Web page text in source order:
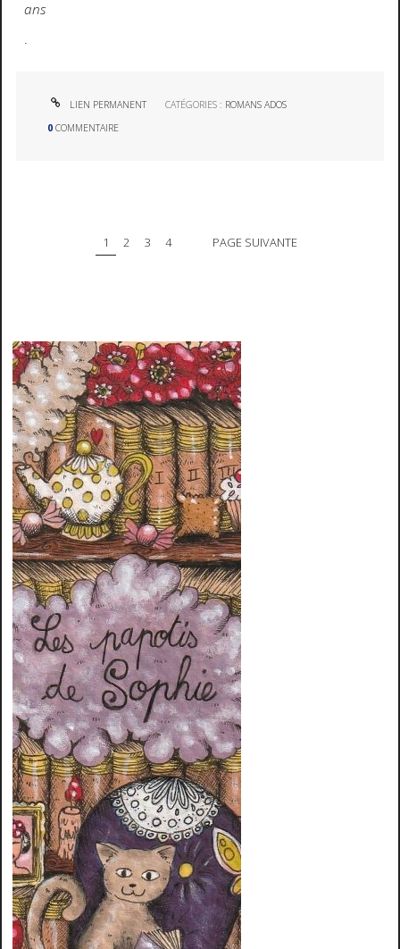
ans
.
LIEN PERMANENT CATÉGORIES : ROMANS ADOS
0 COMMENTAIRE
1 2 3 4 PAGE SUIVANTE